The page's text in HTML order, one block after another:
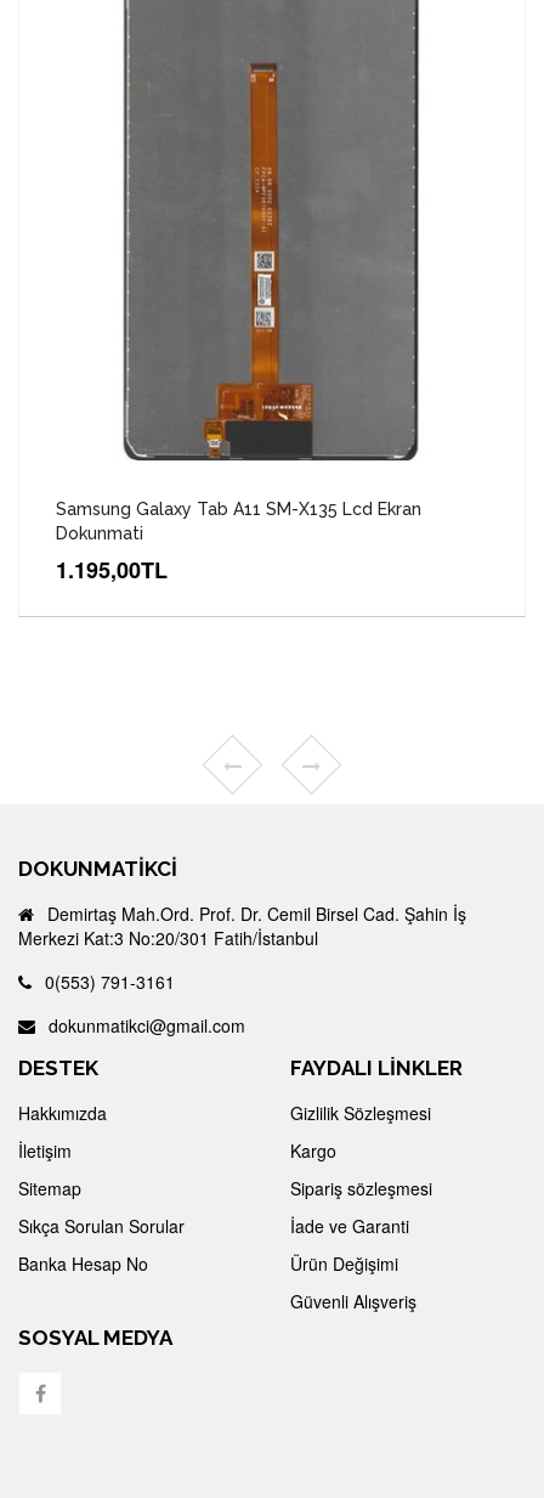
Samsung Galaxy Tab A11 SM-X135 Lcd Ekran
Dokunmati
1.195,00TL
DOKUNMATIKCI
Demirtaş Mah.Ord. Prof. Dr. Cemil Birsel Cad. Şahin İş
Merkezi Kat:3 No:20/301 Fatih/İstanbul
0(553) 791-3161
dokunmatikci@gmail.com
DESTEK
Hakkımızda
İletişim
Sitemap
Sıkça Sorulan Sorular
Banka Hesap No
FAYDALI LİNKLER
Gizlilik Sözleşmesi
Kargo
Sipariş sözleşmesi
İade ve Garanti
Ürün Değişimi
Güvenli Alışveriş
SOSYAL MEDYA